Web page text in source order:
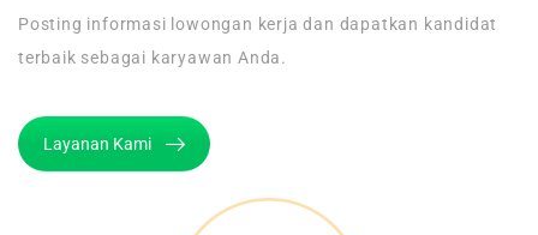
Posting informasi lowongan kerja dan dapatkan kandidat
terbaik sebagai karyawan Anda.
Layanan Kami